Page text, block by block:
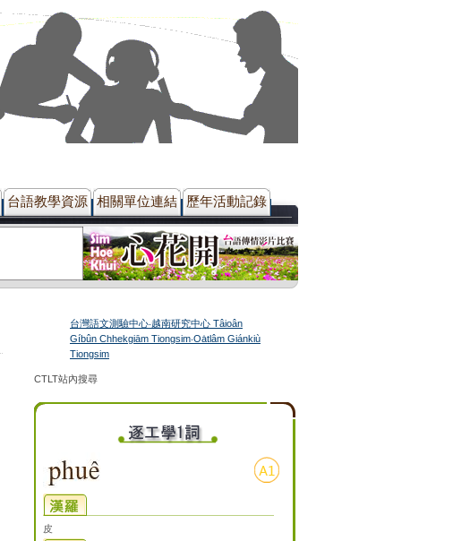
台語教學資源 相關單位連結 歷年活動記錄
台灣語文測驗中心‧越南研究中心 Tâioân
Gíbûn Chhekgiām Tiongsim‧Oa̍tlâm Giánkiù
Tiongsim
CTLT站內搜尋
皮